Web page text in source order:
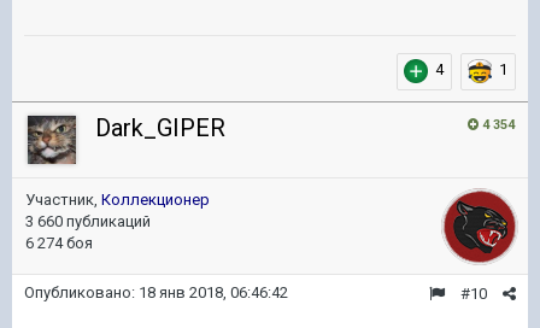
4 1
4 354
Dark_GIPER
Участник, Коллекционер
3 660 публикаций
6 274 боя
#10
Опубликовано: 18 янв 2018, 06:46:42